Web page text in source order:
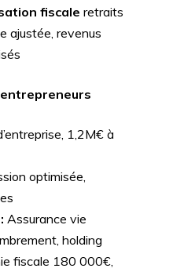
fiscale retraits
ajustée, revenus
1,2M€ à
optimisée,
Assurance vie
holding
fiscale 180 000€,